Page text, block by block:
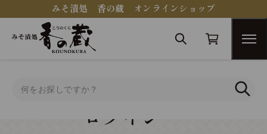
みそ漬処 香の蔵 オンラインショップ
ログイン